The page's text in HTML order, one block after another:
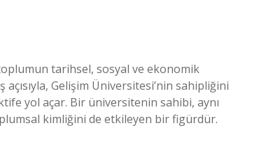
tarihsel, sosyal ve ekonomik
Gelişim Üniversitesi’nin sahipliğini
yol açar. Bir üniversitenin sahibi, aynı
kimliğini de etkileyen bir figürdür.